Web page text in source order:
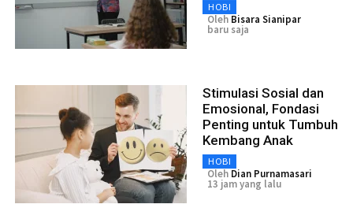
HOBI
Oleh Bisara Sianipar
baru saja
Stimulasi Sosial dan
Emosional, Fondasi
Penting untuk Tumbuh
Kembang Anak
HOBI
Oleh Dian Purnamasari
13 jam yang lalu